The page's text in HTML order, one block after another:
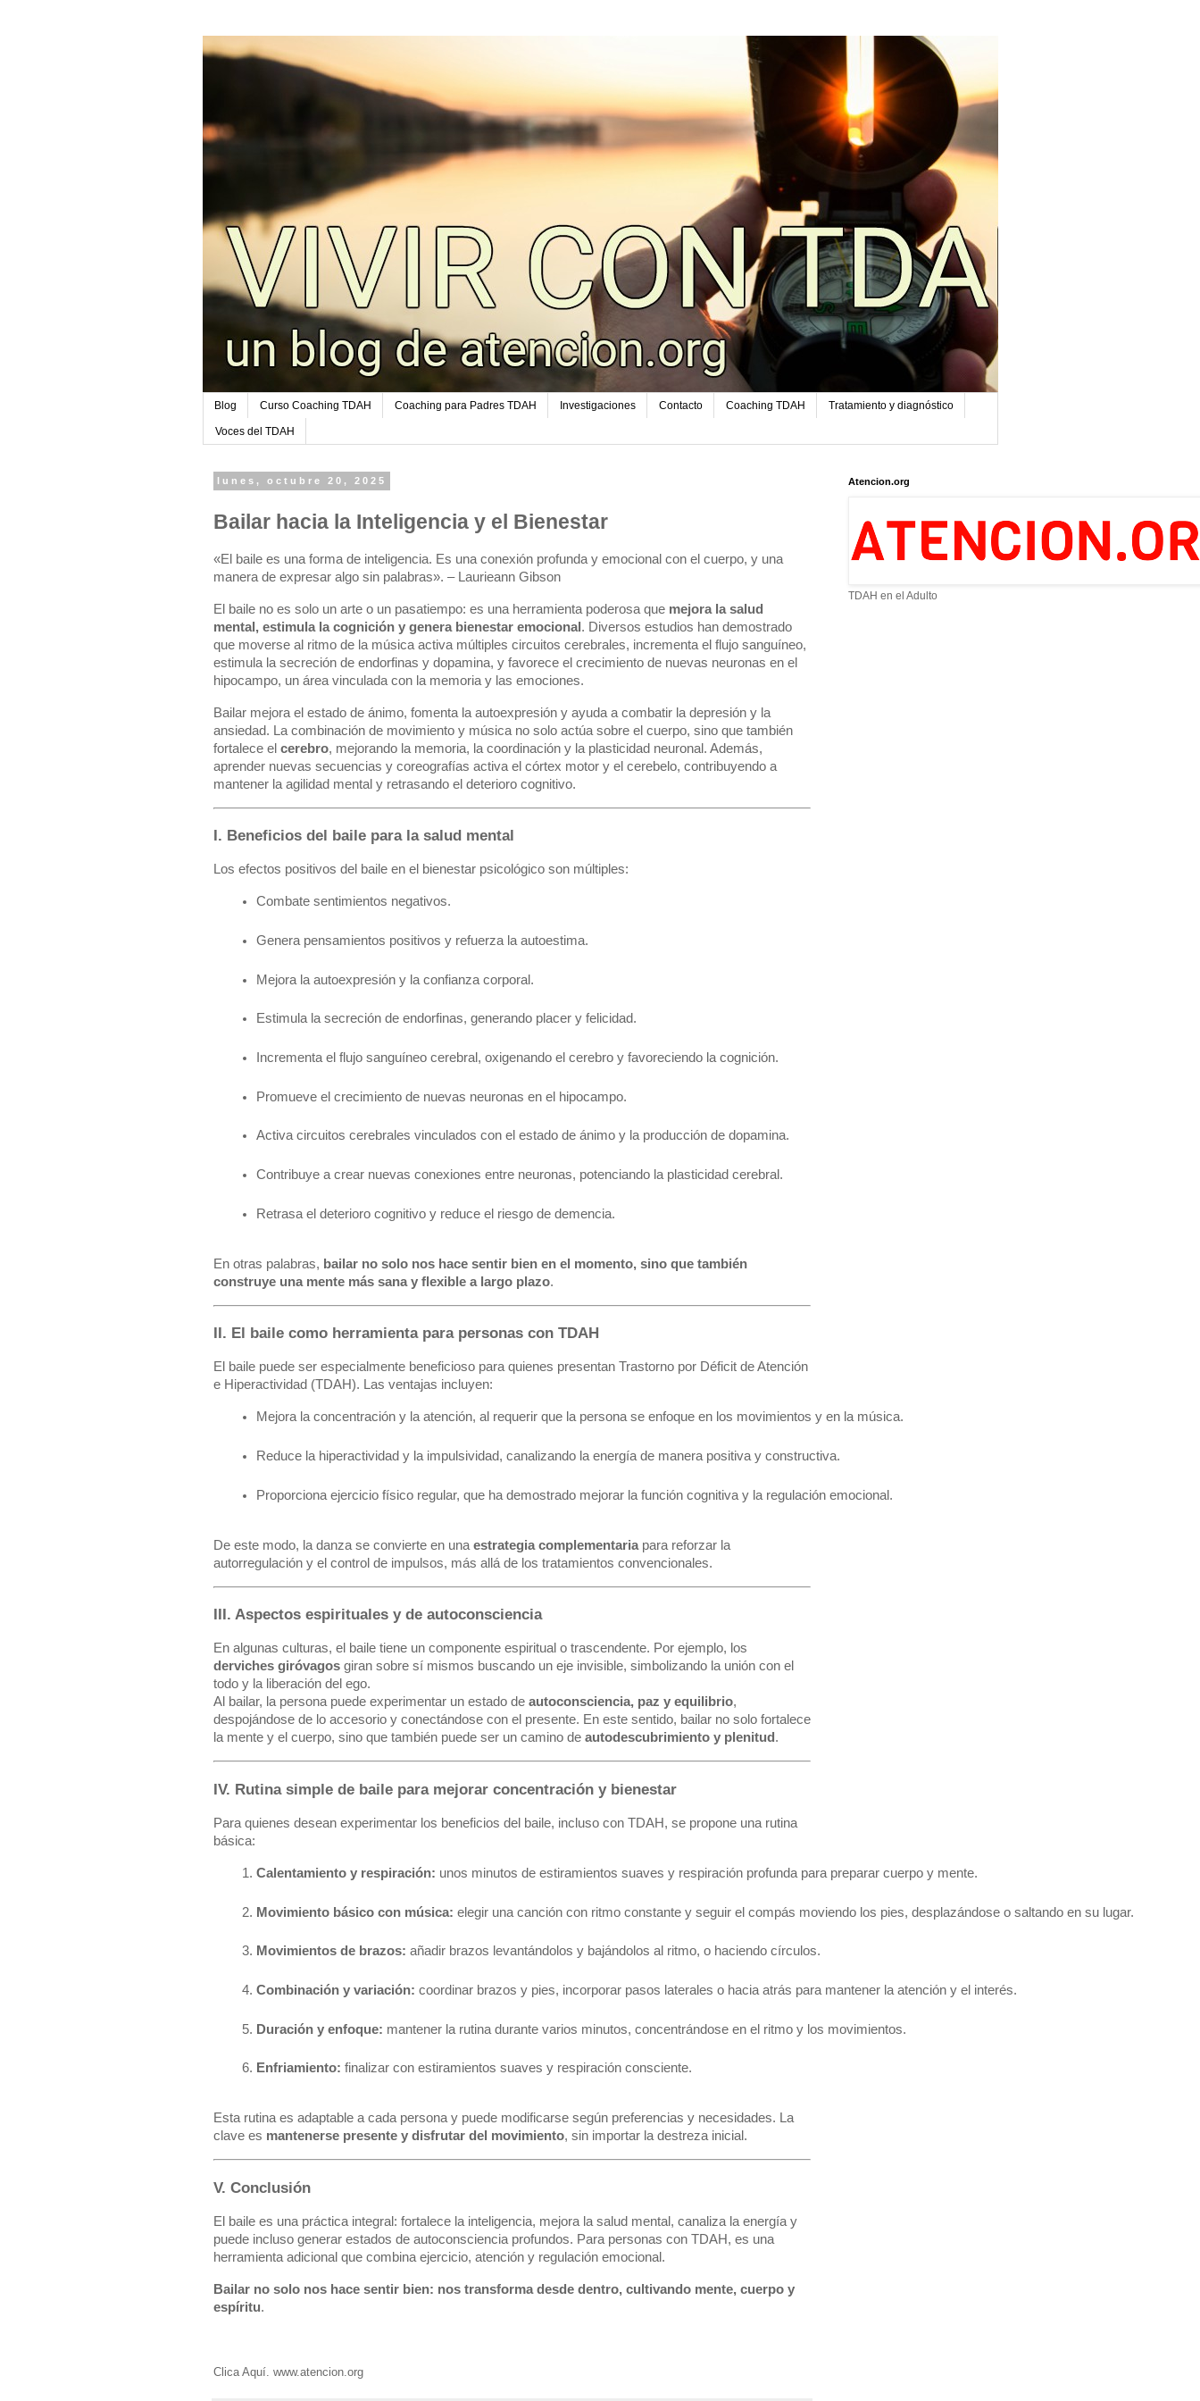
Blog Curso Coaching TDAH Coaching para Padres TDAH Investigaciones Contacto Coaching TDAH Tratamiento y diagnóstico
Voces del TDAH
lunes, octubre 20, 2025
Bailar hacia la Inteligencia y el Bienestar
«El baile es una forma de inteligencia. Es una conexión profunda y emocional con el cuerpo, y una
manera de expresar algo sin palabras». – Laurieann Gibson
El baile no es solo un arte o un pasatiempo: es una herramienta poderosa que mejora la salud
mental, estimula la cognición y genera bienestar emocional . Diversos estudios han demostrado
que moverse al ritmo de la música activa múltiples circuitos cerebrales, incrementa el flujo sanguíneo,
estimula la secreción de endorfinas y dopamina, y favorece el crecimiento de nuevas neuronas en el
hipocampo, un área vinculada con la memoria y las emociones.
Bailar mejora el estado de ánimo, fomenta la autoexpresión y ayuda a combatir la depresión y la
ansiedad. La combinación de movimiento y música no solo actúa sobre el cuerpo, sino que también
fortalece el cerebro, mejorando la memoria, la coordinación y la plasticidad neuronal. Además,
aprender nuevas secuencias y coreografías activa el córtex motor y el cerebelo, contribuyendo a
mantener la agilidad mental y retrasando el deterioro cognitivo.
I. Beneficios del baile para la salud mental
Los efectos positivos del baile en el bienestar psicológico son múltiples:
Combate sentimientos negativos.
Genera pensamientos positivos y refuerza la autoestima.
Mejora la autoexpresión y la confianza corporal.
Estimula la secreción de endorfinas, generando placer y felicidad.
Incrementa el flujo sanguíneo cerebral, oxigenando el cerebro y favoreciendo la cognición.
Promueve el crecimiento de nuevas neuronas en el hipocampo.
Activa circuitos cerebrales vinculados con el estado de ánimo y la producción de dopamina.
Contribuye a crear nuevas conexiones entre neuronas, potenciando la plasticidad cerebral.
Retrasa el deterioro cognitivo y reduce el riesgo de demencia.
En otras palabras, bailar no solo nos hace sentir bien en el momento, sino que también
construye una mente más sana y flexible a largo plazo.
II. El baile como herramienta para personas con TDAH
El baile puede ser especialmente beneficioso para quienes presentan Trastorno por Déficit de Atención
e Hiperactividad (TDAH). Las ventajas incluyen:
Mejora la concentración y la atención, al requerir que la persona se enfoque en los movimientos y en la música.
Reduce la hiperactividad y la impulsividad, canalizando la energía de manera positiva y constructiva.
Proporciona ejercicio físico regular, que ha demostrado mejorar la función cognitiva y la regulación emocional.
De este modo, la danza se convierte en una estrategia complementariapara reforzar la
autorregulación y el control de impulsos, más allá de los tratamientos convencionales.
III. Aspectos espirituales y de autoconsciencia
En algunas culturas, el baile tiene un componente espiritual o trascendente. Por ejemplo, los
derviches giróvagosgiran sobre sí mismos buscando un eje invisible, simbolizando la unión con el
todo y la liberación del ego.
Al bailar, la persona puede experimentar un estado de autoconsciencia, paz y equilibrio,
despojándose de lo accesorio y conectándose con el presente. En este sentido, bailar no solo fortalece
la mente y el cuerpo, sino que también puede ser un camino de autodescubrimiento y plenitud .
IV. Rutina simple de baile para mejorar concentración y bienestar
Para quienes desean experimentar los beneficios del baile, incluso con TDAH, se propone una rutina
básica:
Calentamiento y respiración: unos minutos de estiramientos suaves y respiración profunda para preparar cuerpo y mente.
Movimiento básico con música: elegir una canción con ritmo constante y seguir el compás moviendo los pies, desplazándose o saltando en su lugar.
Movimientos de brazos: añadir brazos levantándolos y bajándolos al ritmo, o haciendo círculos.
Combinación y variación: coordinar brazos y pies, incorporar pasos laterales o hacia atrás para mantener la atención y el interés.
Duración y enfoque: mantener la rutina durante varios minutos, concentrándose en el ritmo y los movimientos.
Enfriamiento: finalizar con estiramientos suaves y respiración consciente.
Esta rutina es adaptable a cada persona y puede modificarse según preferencias y necesidades. La
clave es mantenerse presente y disfrutar del movimiento, sin importar la destreza inicial.
V. Conclusión
El baile es una práctica integral: fortalece la inteligencia, mejora la salud mental, canaliza la energía y
puede incluso generar estados de autoconsciencia profundos. Para personas con TDAH, es una
herramienta adicional que combina ejercicio, atención y regulación emocional.
Bailar no solo nos hace sentir bien: nos transforma desde dentro, cultivando mente, cuerpo y
espíritu.
Clica Aquí. www.atencion.org
Atencion.org
TDAH en el Adulto